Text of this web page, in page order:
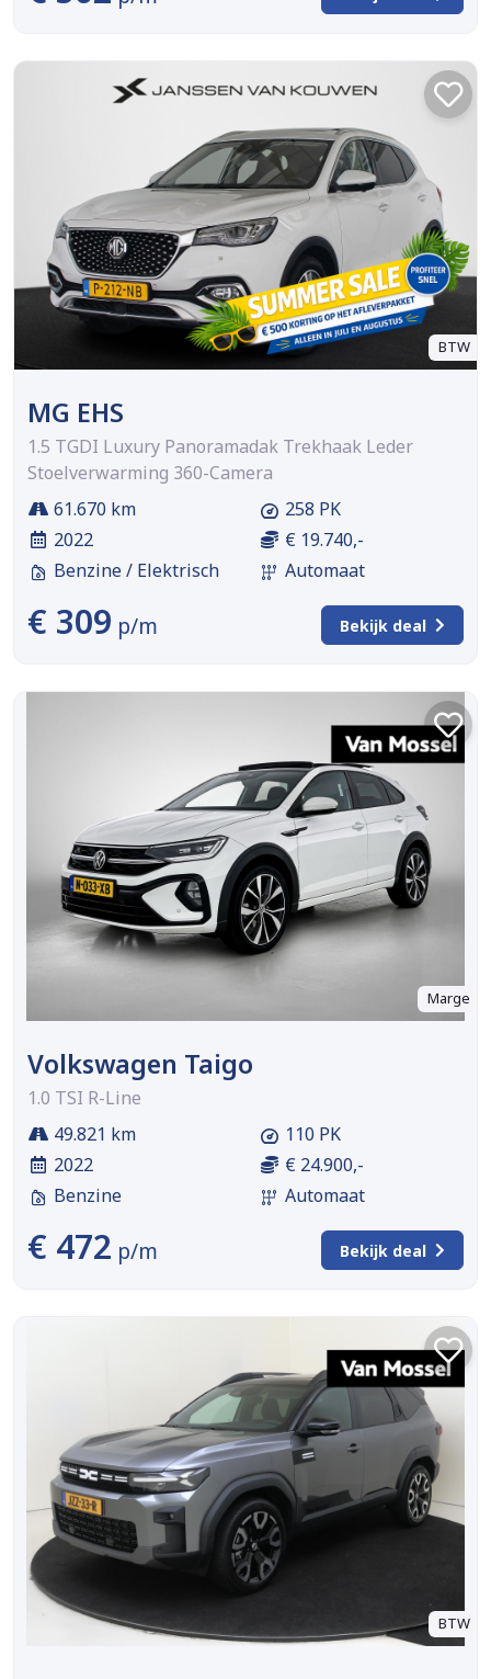
BTW
MG EHS
1.5 TGDI Luxury Panoramadak Trekhaak Leder
Stoelverwarming 360-Camera
61.670 km
2022
Benzine / Elektrisch
258 PK
€ 19.740,-
Automaat
€ 309 p/m Bekijk deal
Marge
Volkswagen Taigo
1.0 TSI R-Line
49.821 km
2022
Benzine
110 PK
€ 24.900,-
Automaat
€ 472 p/m Bekijk deal
BTW